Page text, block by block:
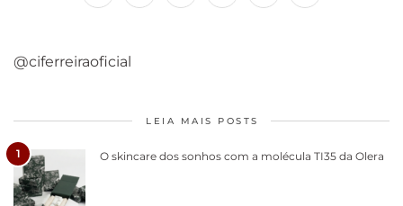
@ciferreiraoficial
LEIA MAIS POSTS
1 O skincare dos sonhos com a molécula TI35 da Olera